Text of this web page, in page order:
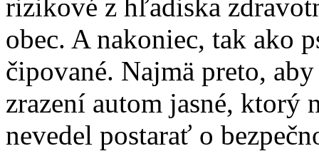
rizikové z hľadiska
obec. A nakoniec, tak ako
čipované. Najmä preto,
zrazení autom jasné, ktorý
nevedel postarať o